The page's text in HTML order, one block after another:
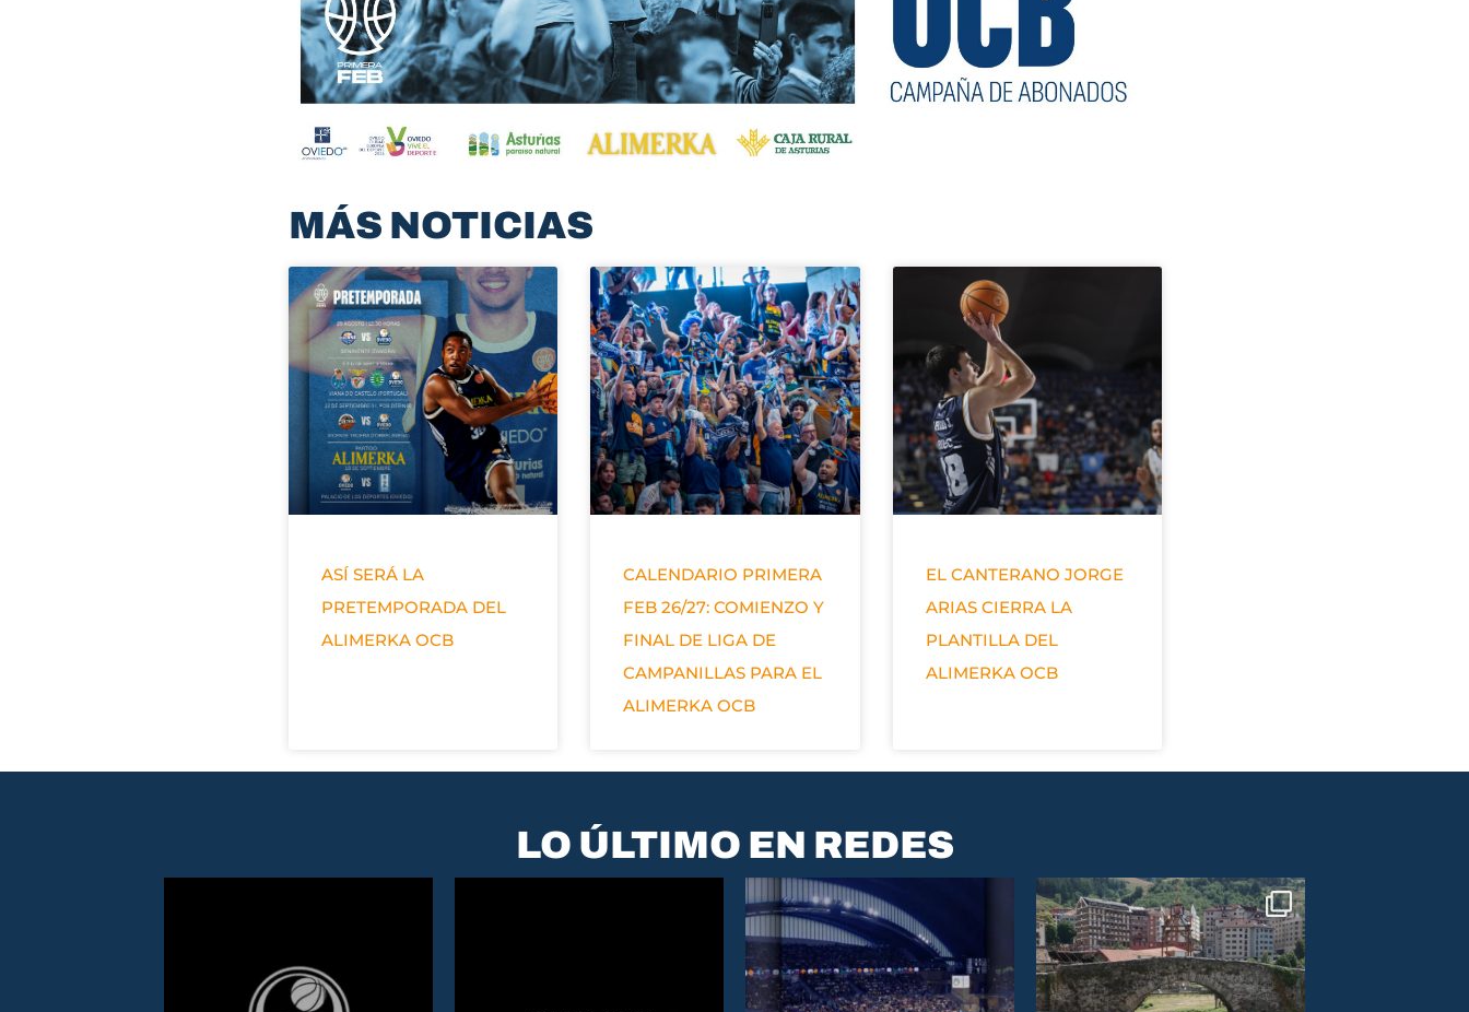
MÁS NOTICIAS
ASÍ SERÁ LA
PRETEMPORADA DEL
ALIMERKA OCB
CALENDARIO PRIMERA
FEB 26/27: COMIENZO Y
FINAL DE LIGA DE
CAMPANILLAS PARA EL
ALIMERKA OCB
EL CANTERANO JORGE
ARIAS CIERRA LA
PLANTILLA DEL
ALIMERKA OCB
LO ÚLTIMO EN REDES